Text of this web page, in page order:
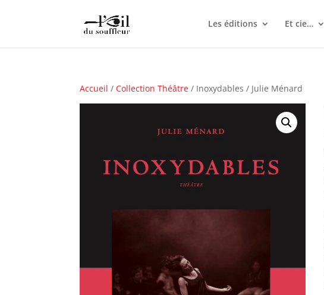
Les éditions Et cie…
Accueil /Collection Théâtre / Inoxydables / Julie Ménard